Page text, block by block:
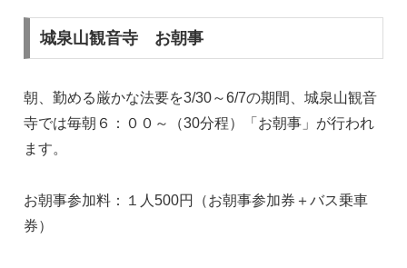
城泉山観音寺 お朝事
朝、勤める厳かな法要を3/30～6/7の期間、城泉山観音
寺では毎朝６：００～（30分程）「お朝事」が行われ
ます。
お朝事参加料：１人500円（お朝事参加券＋バス乗車
券）